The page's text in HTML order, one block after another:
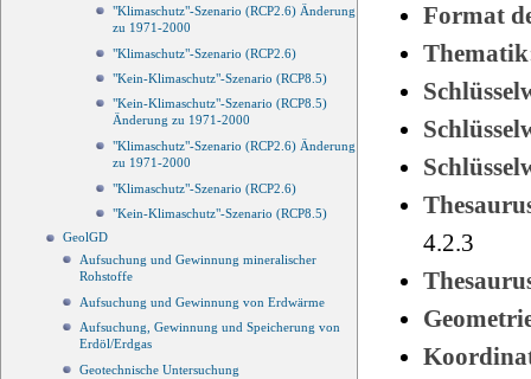
"Klimaschutz"-Szenario (RCP2.6) Änderung
zu 1971-2000
"Klimaschutz"-Szenario (RCP2.6)
"Kein-Klimaschutz"-Szenario (RCP8.5)
"Kein-Klimaschutz"-Szenario (RCP8.5)
Änderung zu 1971-2000
"Klimaschutz"-Szenario (RCP2.6) Änderung
zu 1971-2000
"Klimaschutz"-Szenario (RCP2.6)
"Kein-Klimaschutz"-Szenario (RCP8.5)
GeolGD
Aufsuchung und Gewinnung mineralischer
Rohstoffe
Aufsuchung und Gewinnung von Erdwärme
Aufsuchung, Gewinnung und Speicherung von
Erdöl/Erdgas
Geotechnische Untersuchung
Format
4.2.3